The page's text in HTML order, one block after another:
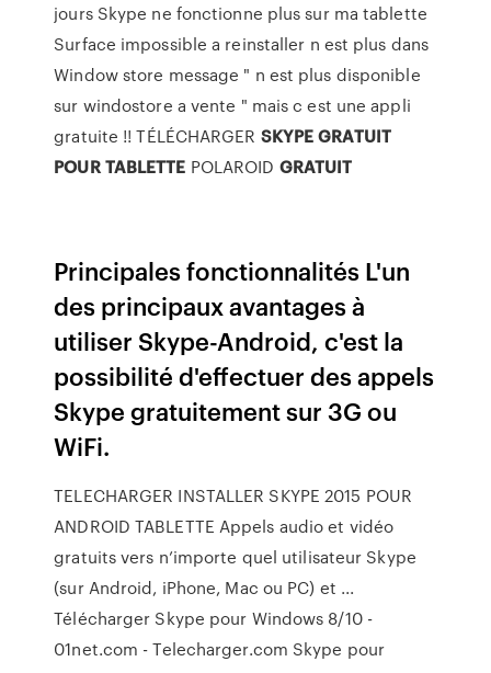
jours Skype ne fonctionne plus sur ma tablette
Surface impossible a reinstaller n est plus dans
Window store message " n est plus disponible
sur windostore a vente " mais c est une appli
gratuite !! TÉLÉCHARGER SKYPE GRATUIT
POUR TABLETTE POLAROID GRATUIT
Principales fonctionnalités L'un
des principaux avantages à
utiliser Skype-Android, c'est la
possibilité d'effectuer des appels
Skype gratuitement sur 3G ou
WiFi.
TELECHARGER INSTALLER SKYPE 2015 POUR
ANDROID TABLETTE Appels audio et vidéo
gratuits vers n’importe quel utilisateur Skype
(sur Android, iPhone, Mac ou PC) et ...
Télécharger Skype pour Windows 8/10 -
01net.com - Telecharger.com Skype pour